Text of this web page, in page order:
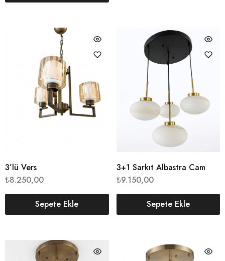
3’lü Vers
₺8.250,00
Sepete Ekle
3+1 Sarkıt Albastra Cam
₺9.150,00
Sepete Ekle